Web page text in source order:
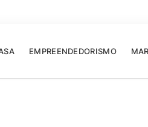
EMPREENDEDORISMO